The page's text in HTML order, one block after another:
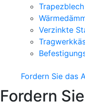
Trapezblech
Verzinkte
Fordern Sie das
Fordern